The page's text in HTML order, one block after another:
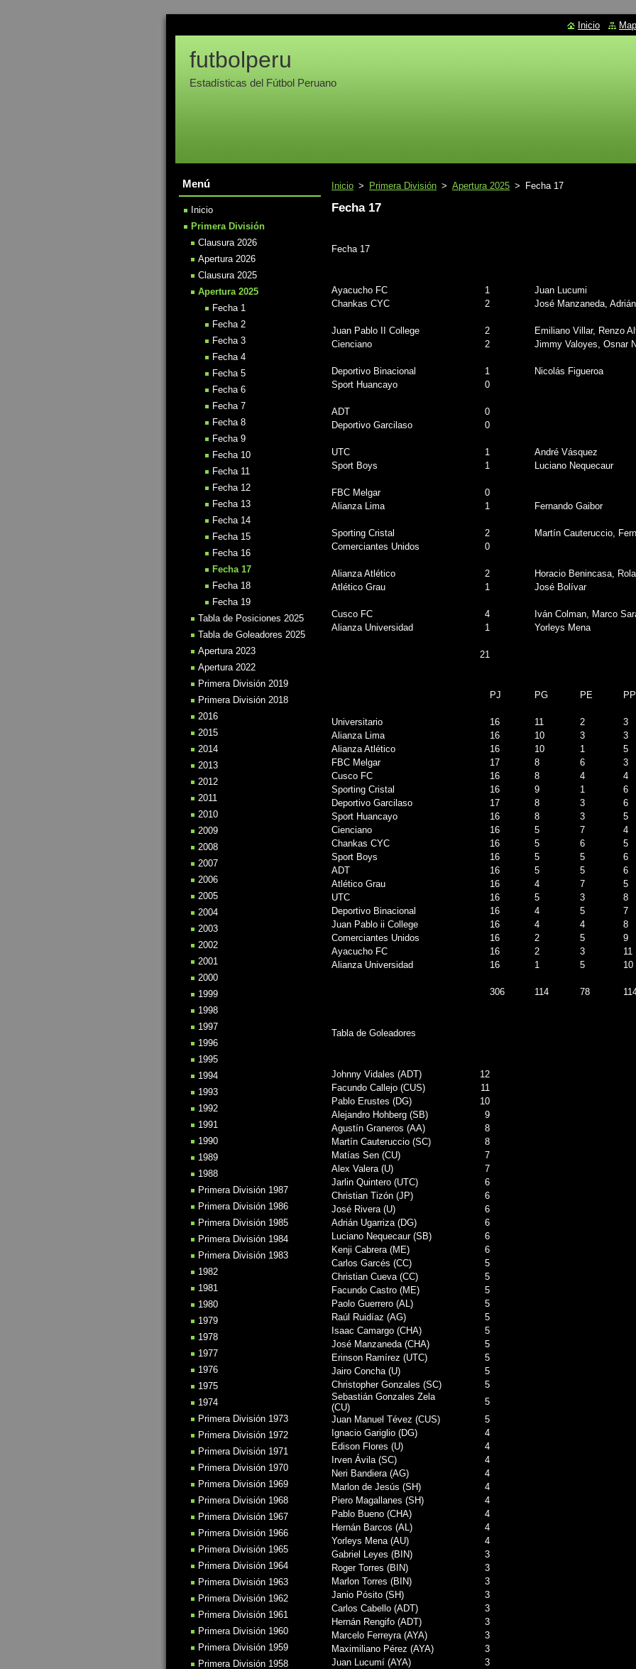
futbolperu
Estadísticas del Fútbol Peruano
Inicio > Primera División > Apertura 2025 > Fecha 17
Fecha 17
Fecha 17
Ayacucho FC 1
Juan Lucumi
Chankas CYC
2 José Manzaneda,
Juan Pablo II College 2
Emiliano Villar, Renzo
Cienciano
2 Jimmy Valoyes, Osnar
Deportivo Binacional 1
Nicolás Figueroa
Sport Huancayo
0
ADT
0
Deportivo Garcilaso
0
UTC 1
André Vásquez
Sport Boys
1 Luciano Nequecaur
FBC Melgar
0
Alianza Lima
1 Fernando Gaibor
Sporting Cristal 2
Martín Cauteruccio,
Comerciantes Unidos
0
Alianza Atlético 2
Horacio Benincasa,
Atlético Grau
1 José Bolívar
Cusco FC 4
Iván Colman, Marco
Alianza Universidad
1 Yorleys Mena
21
PJ PG PE PP
Universitario 16 11 2 3
Alianza Lima
16 10 3 3
Alianza Atlético
16 10 1 5
FBC Melgar
17 8 6 3
Cusco FC
16 8 4 4
Sporting Cristal
16 9 1 6
Deportivo Garcilaso
17 8 3 6
Sport Huancayo
16 8 3 5
Cienciano
16 5 7 4
Chankas CYC
16 5 6 5
Sport Boys
16 5 5 6
ADT
16 5 5 6
Atlético Grau
16 4 7 5
UTC
16 5 3 8
Deportivo Binacional
16 4 5 7
Juan Pablo ii College
16 4 4 8
Comerciantes Unidos
16 2 5 9
Ayacucho FC
16 2 3 11
Alianza Universidad
16 1 5 10
306 114 78
Tabla de Goleadores
Johnny Vidales (ADT)
12
Facundo Callejo (CUS)
11
Pablo Erustes (DG)
10
Alejandro Hohberg (SB)
9
Agustín Graneros (AA)
8
Martín Cauteruccio (SC)
8
Matías Sen (CU)
7
Alex Valera (U)
7
Jarlin Quintero (UTC)
6
Christian Tizón (JP)
6
José Rivera (U)
6
Adrián Ugarriza (DG)
6
Luciano Nequecaur (SB)
6
Kenji Cabrera (ME)
6
Carlos Garcés (CC)
5
Christian Cueva (CC)
5
Facundo Castro (ME)
5
Paolo Guerrero (AL)
5
Raúl Ruidíaz (AG)
5
Isaac Camargo (CHA)
5
José Manzaneda (CHA)
5
Erinson Ramírez (UTC)
5
Jairo Concha (U)
5
Christopher Gonzales (SC)
5
Sebastián Gonzales Zela
(CU)
5
Juan Manuel Tévez (CUS)
5
Ignacio Gariglio (DG)
4
Edison Flores (U)
4
Irven Ávila (SC)
4
Neri Bandiera (AG)
4
Marlon de Jesús (SH)
4
Piero Magallanes (SH)
4
Pablo Bueno (CHA)
4
Hernán Barcos (AL)
4
Yorleys Mena (AU)
4
Gabriel Leyes (BIN)
3
Roger Torres (BIN)
3
Marlon Torres (BIN)
3
Janio Pósito (SH)
3
Carlos Cabello (ADT)
3
Hernán Rengifo (ADT)
3
Marcelo Ferreyra (AYA)
3
Maximiliano Pérez (AYA)
3
Juan Lucumí (AYA)
3
Menú
Inicio
Primera División
Clausura 2026
Apertura 2026
Clausura 2025
Apertura 2025
Fecha 1
Fecha 2
Fecha 3
Fecha 4
Fecha 5
Fecha 6
Fecha 7
Fecha 8
Fecha 9
Fecha 10
Fecha 11
Fecha 12
Fecha 13
Fecha 14
Fecha 15
Fecha 16
Fecha 17
Fecha 18
Fecha 19
Tabla de Posiciones 2025
Tabla de Goleadores 2025
Apertura 2023
Apertura 2022
Primera División 2019
Primera División 2018
2016
2015
2014
2013
2012
2011
2010
2009
2008
2007
2006
2005
2004
2003
2002
2001
2000
1999
1998
1997
1996
1995
1994
1993
1992
1991
1990
1989
1988
Primera División 1987
Primera División 1986
Primera División 1985
Primera División 1984
Primera División 1983
1982
1981
1980
1979
1978
1977
1976
1975
1974
Primera División 1973
Primera División 1972
Primera División 1971
Primera División 1970
Primera División 1969
Primera División 1968
Primera División 1967
Primera División 1966
Primera División 1965
Primera División 1964
Primera División 1963
Primera División 1962
Primera División 1961
Primera División 1960
Primera División 1959
Primera División 1958
Inicio